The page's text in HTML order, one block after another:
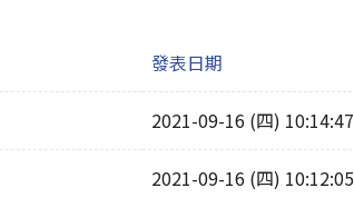
發表日期
2021-09-16 (四) 10:14:47
2021-09-16 (四) 10:12:05